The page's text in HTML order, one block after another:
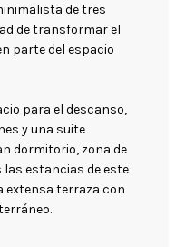
de tres
de transformar el
parte del espacio
para el descanso,
y una suite
dormitorio, zona de
las estancias de este
extensa terraza con